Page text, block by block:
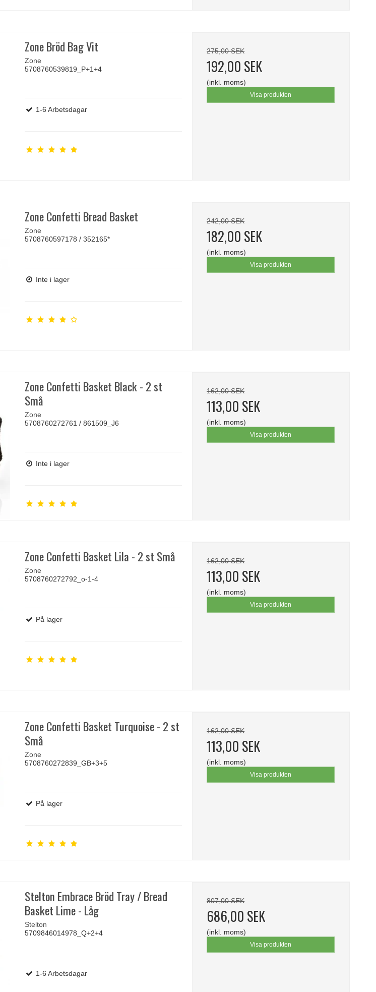
Zone Bröd Bag Vit
Zone
5708760539819_P+1+4
1-6 Arbetsdagar
275,00 SEK
192,00 SEK
(inkl. moms)
Visa produkten
Zone Confetti Bread Basket
Zone
5708760597178 / 352165*
Inte i lager
242,00 SEK
182,00 SEK
(inkl. moms)
Visa produkten
Zone Confetti Basket Black - 2 st
Små
Zone
5708760272761 / 861509_J6
Inte i lager
162,00 SEK
113,00 SEK
(inkl. moms)
Visa produkten
Zone Confetti Basket Lila - 2 st Små
Zone
5708760272792_o-1-4
På lager
162,00 SEK
113,00 SEK
(inkl. moms)
Visa produkten
Zone Confetti Basket Turquoise - 2 st
Små
Zone
5708760272839_GB+3+5
På lager
162,00 SEK
113,00 SEK
(inkl. moms)
Visa produkten
Stelton Embrace Bröd Tray / Bread
Basket Lime - Låg
Stelton
5709846014978_Q+2+4
1-6 Arbetsdagar
807,00 SEK
686,00 SEK
(inkl. moms)
Visa produkten